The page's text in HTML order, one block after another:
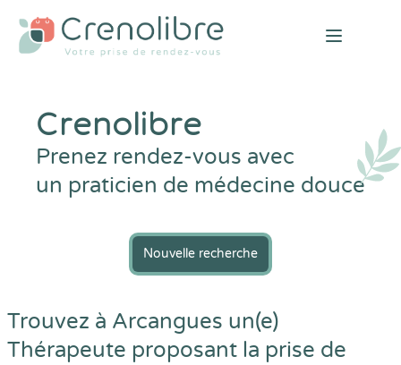
Open
Crenolibre
Prenez rendez-vous avec
un praticien de médecine douce
Nouvelle recherche
Trouvez à Arcangues un(e)
Thérapeute proposant la prise de